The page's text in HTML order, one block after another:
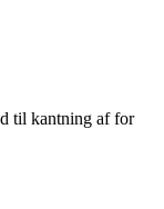
til kantning af for